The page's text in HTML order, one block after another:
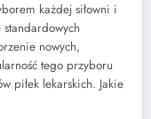
każdej siłowni i
nowych,
tego przyboru
piłek lekarskich. Jakie